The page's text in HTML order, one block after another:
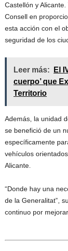
Castellón y
Consell en
esta acción con el
seguridad de los
Leer más:
El
cuerpo’ que
Territorio
Además, la unidad
se benefició de un
específicamente
vehículos
Alicante.
“Donde hay una
de la Generalitat”,
continuo por